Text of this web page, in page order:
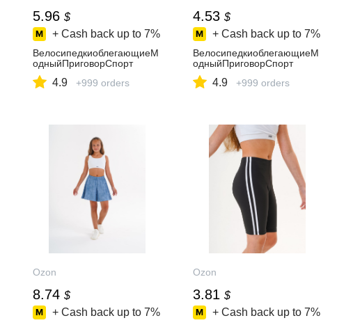
5.96 $
+ Cash back up to 7%
ВелосипедкиоблегающиеМ
одныйПриговорСпорт
4.9 +999 orders
4.53 $
+ Cash back up to 7%
ВелосипедкиоблегающиеМ
одныйПриговорСпорт
4.9 +999 orders
Ozon
8.74 $
+ Cash back up to 7%
Ozon
3.81 $
+ Cash back up to 7%